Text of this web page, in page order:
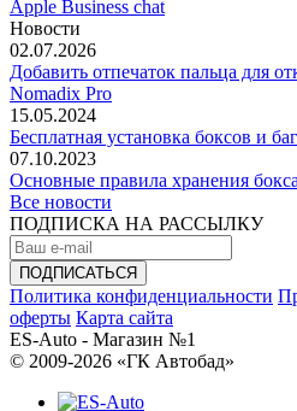
Apple Business chat
Новости
02.07.2026
Добавить отпечаток пальца для
Nomadix Pro
15.05.2024
Бесплатная установка боксов и
07.10.2023
Основные правила хранения
Все новости
ПОДПИСКА НА РАССЫЛКУ
Политика конфиденциальности
оферты Карта сайта
ES-Auto - Магазин №1
© 2009-2026 «ГК Автобад»